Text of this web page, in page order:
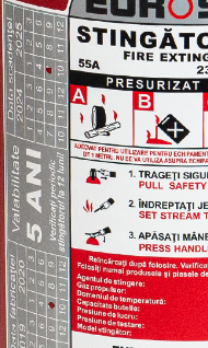
TEHNICE
de stingere: 55A/233
de lucru: 14 bar (poate
incercare: 25 bar;
stingere: pulbere HJ
azot (N2);
: 9 kg pulbere;
de functionare : –
refulare: furtun cu
20 ani.